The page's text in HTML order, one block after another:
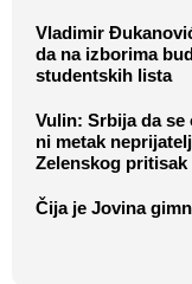
Vladimir
da na izborima
studentskih lista
Vulin: Srbija da se
ni metak
Zelenskog pritisak
Čija je Jovina